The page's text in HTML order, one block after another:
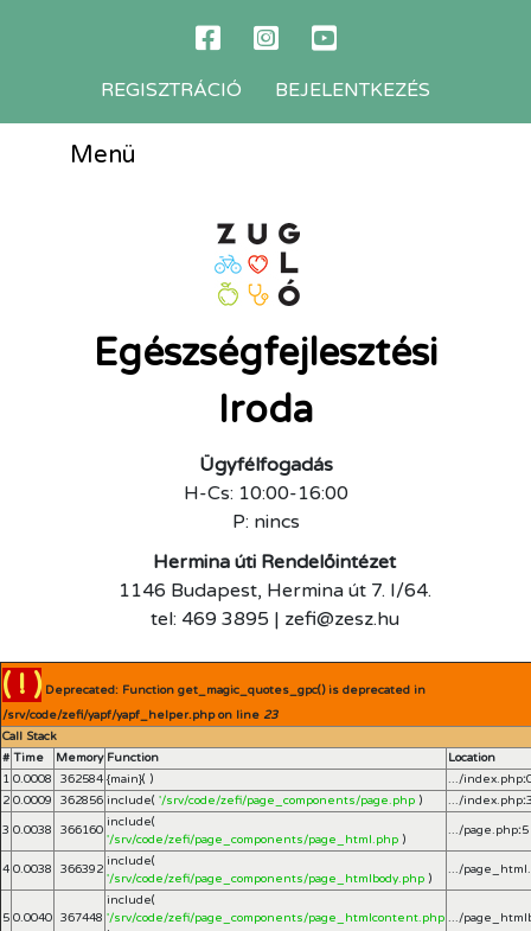
REGISZTRÁCIÓ BEJELENTKEZÉS
Menü
Egészségfejlesztési
Iroda
Ügyfélfogadás
H-Cs: 10:00-16:00
P: nincs
Hermina úti Rendelőintézet
1146 Budapest, Hermina út 7. I/64.
tel: 469 3895 | zefi@zesz.hu
( ! ) Deprecated: Function get_magic_quotes_gpc() is deprecated in
/srv/code/zefi/yapf/yapf_helper.php on line 23
Call Stack
# Time Memory Function
Location
1 0.0008 362584 {main}( ) .../index.php:
2 0.0009 362856 include( '/srv/code/zefi/page_components/page.php ) .../index.php:
3 0.0038 366160
include(
'/srv/code/zefi/page_components/page_html.php )
.../page.php:5
4 0.0038 366392
include(
'/srv/code/zefi/page_components/page_htmlbody.php )
.../
5 0.0040 367448
include(
'/srv/code/zefi/page_components/page_htmlcontent.php .../